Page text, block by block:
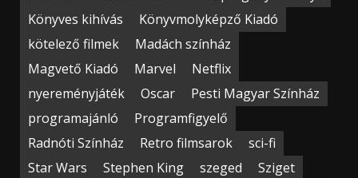
Könyves kihívás
Könyvmolyképző Kiadó
kötelező filmek
Madách színház
Magvető Kiadó
Marvel
Netflix
nyereményjáték
Oscar
Pesti Magyar Színház
programajánló
Programfigyelő
Radnóti Színház
Retro filmsarok
sci-fi
Star Wars
Stephen King szeged
Sziget